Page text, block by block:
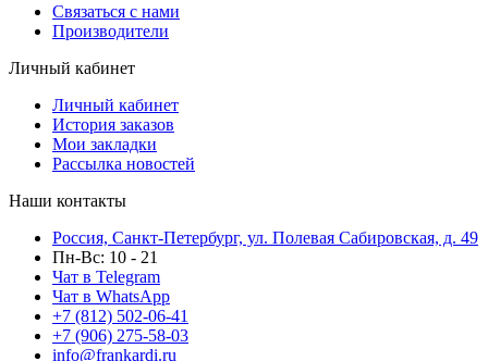
Связаться с нами
Производители
Личный кабинет
Личный кабинет
История заказов
Мои закладки
Рассылка новостей
Наши контакты
Россия, Санкт-Петербург, ул. Полевая Сабировская, д. 49
Пн-Вс: 10 - 21
Чат в Telegram
Чат в WhatsApp
+7 (812) 502-06-41
+7 (906) 275-58-03
info@frankardi.ru